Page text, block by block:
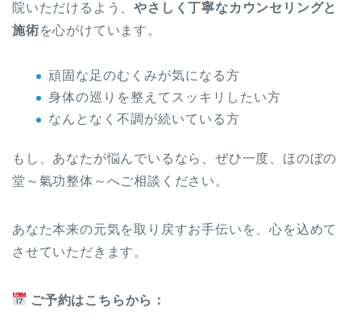
院いただけるよう、やさしく丁寧なカウンセリングと
施術を心がけています。
頑固な足のむくみが気になる方
身体の巡りを整えてスッキリしたい方
なんとなく不調が続いている方
もし、あなたが悩んでいるなら、ぜひ一度、ほのぼの
堂～氣功整体～へご相談ください。
あなた本来の元気を取り戻すお手伝いを、心を込めて
させていただきます。
ご予約はこちらから：